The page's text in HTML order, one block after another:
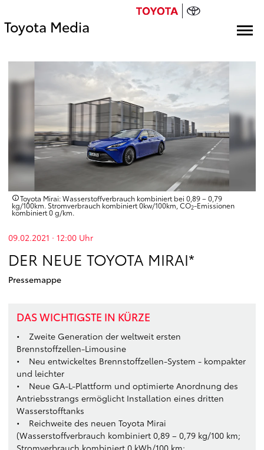
Toyota Media
Toyota Mirai: Wasserstoffverbrauch kombiniert bei 0,89 – 0,79
kg/100km. Stromverbrauch kombiniert 0kw/100km, CO2-Emissionen
kombiniert 0 g/km.
09.02.2021 · 12:00 Uhr
DER NEUE TOYOTA MIRAI*
Pressemappe
DAS WICHTIGSTE IN KÜRZE
• Zweite Generation der weltweit ersten
Brennstoffzellen-Limousine
• Neu entwickeltes Brennstoffzellen-System - kompakter
und leichter
• Neue GA-L-Plattform und optimierte Anordnung des
Antriebsstrangs ermöglicht Installation eines dritten
Wasserstofftanks
• Reichweite des neuen Toyota Mirai
(Wasserstoffverbrauch kombiniert 0,89 – 0,79 kg/100 km;
Stromverbrauch kombiniert 0 kWh/100 km;